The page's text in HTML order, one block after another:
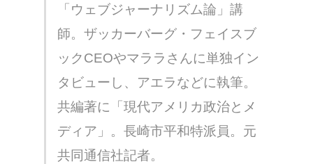
「ウェブジャーナリズム論」講
師。ザッカーバーグ・フェイスブ
ックCEOやマララさんに単独イン
タビューし、アエラなどに執筆。
共編著に「現代アメリカ政治とメ
ディア」。長崎市平和特派員。元
共同通信社記者。